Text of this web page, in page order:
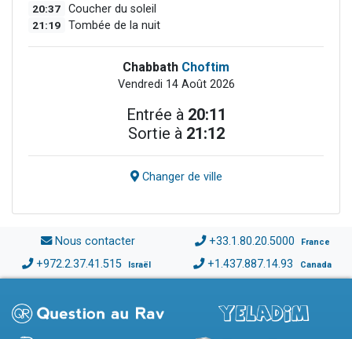
20:37 Coucher du soleil
21:19 Tombée de la nuit
Chabbath Choftim
Vendredi 14 Août 2026
Entrée à 20:11
Sortie à 21:12
Changer de ville
Nous contacter +33.1.80.20.5000 France
+972.2.37.41.515 Israël +1.437.887.14.93 Canada